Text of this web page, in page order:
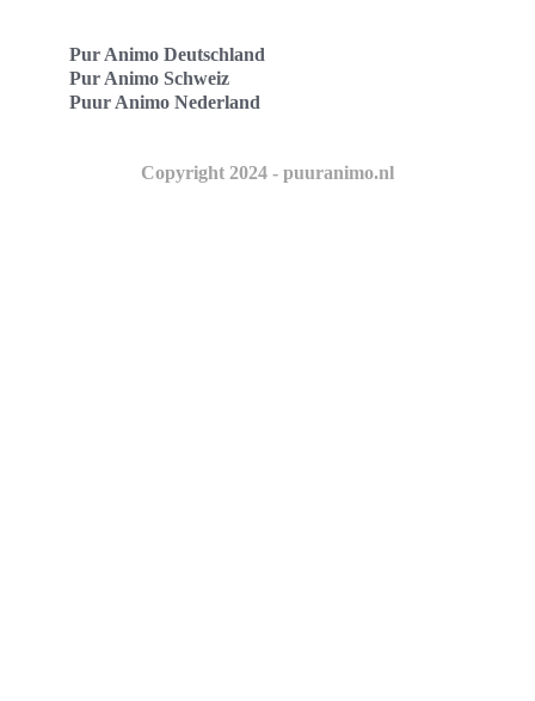
Pur Animo Deutschland
Pur Animo Schweiz
Puur Animo Nederland
Copyright 2024 - puuranimo.nl